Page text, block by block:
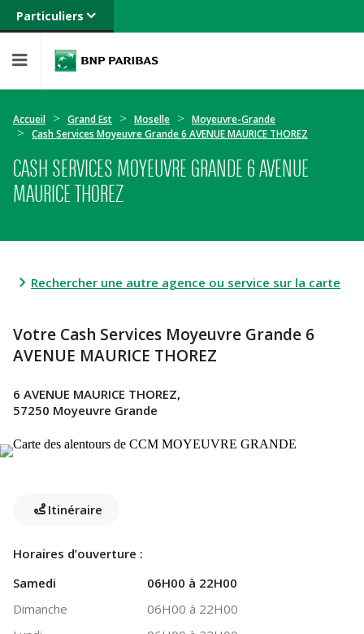
Particuliers
Banque privée
Entreprises
Accueil Grand Est Moselle
Moyeuvre-Grande
Cash Services Moyeuvre Grande 6 AVENUE MAURICE THOREZ
CASH SERVICES MOYEUVRE GRANDE 6 AVENUE
MAURICE THOREZ
Rechercher une autre agence ou service sur la carte
Votre Cash Services Moyeuvre Grande 6
AVENUE MAURICE THOREZ
6 AVENUE MAURICE THOREZ,
57250 Moyeuvre Grande
Itinéraire
Horaires d’ouverture :
Samedi
06H00 à 22H00
Dimanche
06H00 à 22H00